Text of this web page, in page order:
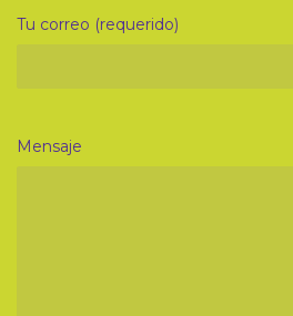
Tu correo (requerido)
Mensaje